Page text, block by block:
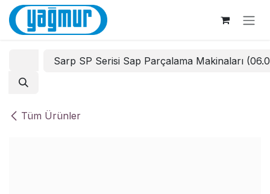
İçereği Atla
Tüm Ürünler
Sarp SP Serisi Sap Parçalama Makinaları